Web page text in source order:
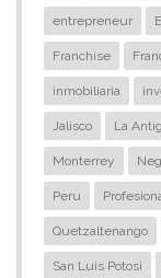
entrepreneur
Franchise
inmobiliaria
Jalisco La
Monterrey
Peru
Quetzaltenango
San Luis Potosi